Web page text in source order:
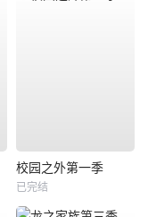
校园之外第一季
已完结